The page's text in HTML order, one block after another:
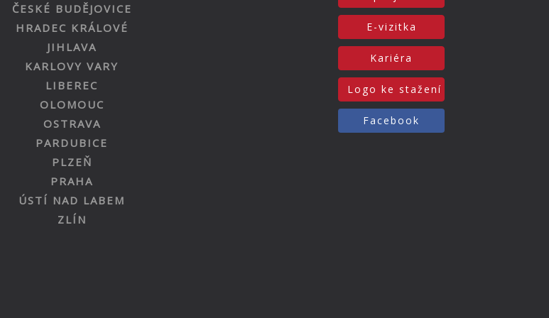
ČESKÉ BUDĚJOVICE
HRADEC KRÁLOVÉ
JIHLAVA
KARLOVY VARY
LIBEREC
OLOMOUC
OSTRAVA
PARDUBICE
PLZEŇ
PRAHA
ÚSTÍ NAD LABEM
ZLÍN
E-vizitka
Kariéra
Logo ke stažení
Facebook